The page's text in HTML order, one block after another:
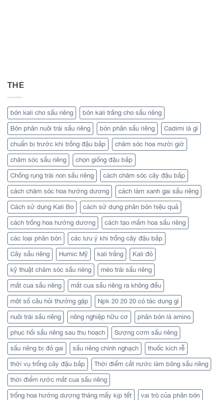
THẺ
bón kali cho sầu riêng bón kali trắng cho sầu riêng
Bón phân nuôi trái sầu riêng bón phân sầu riêng Cadimi là gì
chuẩn bị trước khi trồng đậu bắp chăm sóc hoa mười giờ
chăm sóc sầu riêng chọn giống đậu bắp
Chống rụng trái non sầu riêng cách chăm sóc cây đậu bắp
cách chăm sóc hoa hướng dương cách làm xanh gai sầu riêng
Cách sử dụng Kali Bo cách sử dụng phân bón hiệu quả
cách trồng hoa hướng dương cách tạo mầm hoa sầu riêng
các loại phân bón các lưu ý khi trồng cây đậu bắp
Cây sầu riêng Humic Mỹ kali trắng Kali đỏ
kỹ thuật chăm sóc sầu riêng méo trái sầu riêng
mắt cua sầu riêng mắt cua sầu riêng ra không đều
một số câu hỏi thưởng gặp Npk 20 20 20 có tác dụng gì
nuôi trái sầu riêng nông nghiệp hữu cơ phân bón lá amino
phục hồi sầu riêng sau thu hoạch Sượng cơm sầu riêng
sầu riêng bị đỏ gai sầu riêng chính nghạch thuốc kích rễ
thời vụ trồng cây đậu bắp Thời điểm cắt nước làm bông sầu riêng
thời điểm rước mắt cua sầu riêng
trồng hoa hướng dương tháng mấy kịp tết vai trò của phân bón